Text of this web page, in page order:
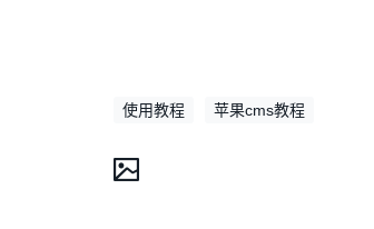
使用教程 苹果cms教程